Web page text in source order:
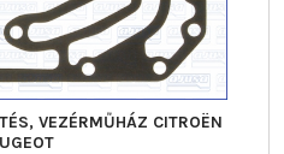
VEZÉRMŰHÁZ CITROËN